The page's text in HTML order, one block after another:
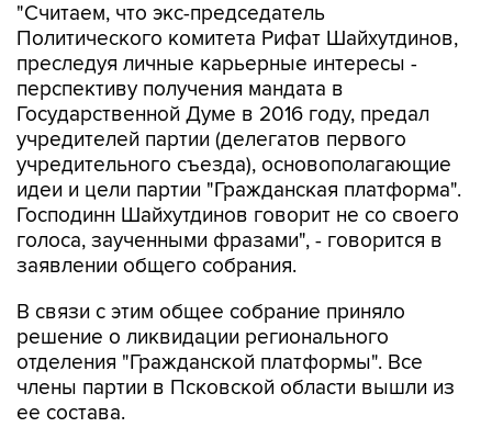
"Считаем, что экс-председатель
Политического комитета Рифат Шайхутдинов,
преследуя личные карьерные интересы -
перспективу получения мандата в
Государственной Думе в 2016 году, предал
учредителей партии (делегатов первого
учредительного съезда), основополагающие
идеи и цели партии "Гражданская платформа".
Господинн Шайхутдинов говорит не со своего
голоса, заученными фразами", - говорится в
заявлении общего собрания.
В связи с этим общее собрание приняло
решение о ликвидации регионального
отделения "Гражданской платформы". Все
члены партии в Псковской области вышли из
ее состава.